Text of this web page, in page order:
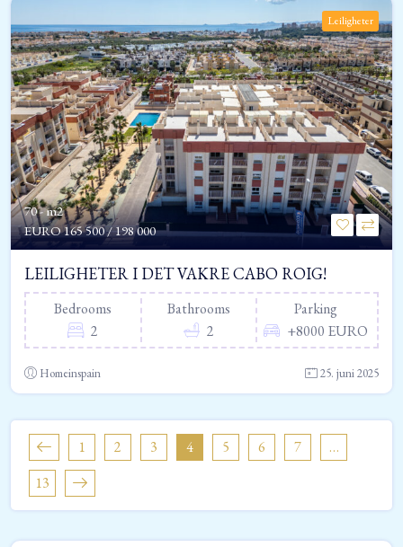
Leiligheter
70 - m2
EURO165 500 / 198 000
LEILIGHETER I DET VAKRE CABO ROIG!
Bedrooms
2
Bathrooms
2
Parking
+8000 EURO
Homeinspain 25. juni 2025
1 2 3 4 5 6 7
…
13